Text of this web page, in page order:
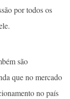
por todos os
são
que no mercado
no país